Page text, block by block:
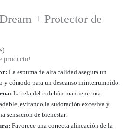
+ Protector de
5 en base a
Opinión de
un cliente
producto!
La espuma de alta calidad asegura un
y cómodo para un descanso ininterrumpido.
La tela del colchón mantiene una
evitando la sudoración excesiva y
sensación de bienestar.
Favorece una correcta alineación de la